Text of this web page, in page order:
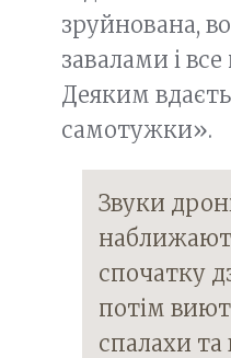
зруйнована,
завалами і
Деяким
самотужки».
Звуки
спочатку
потім
спалахи та